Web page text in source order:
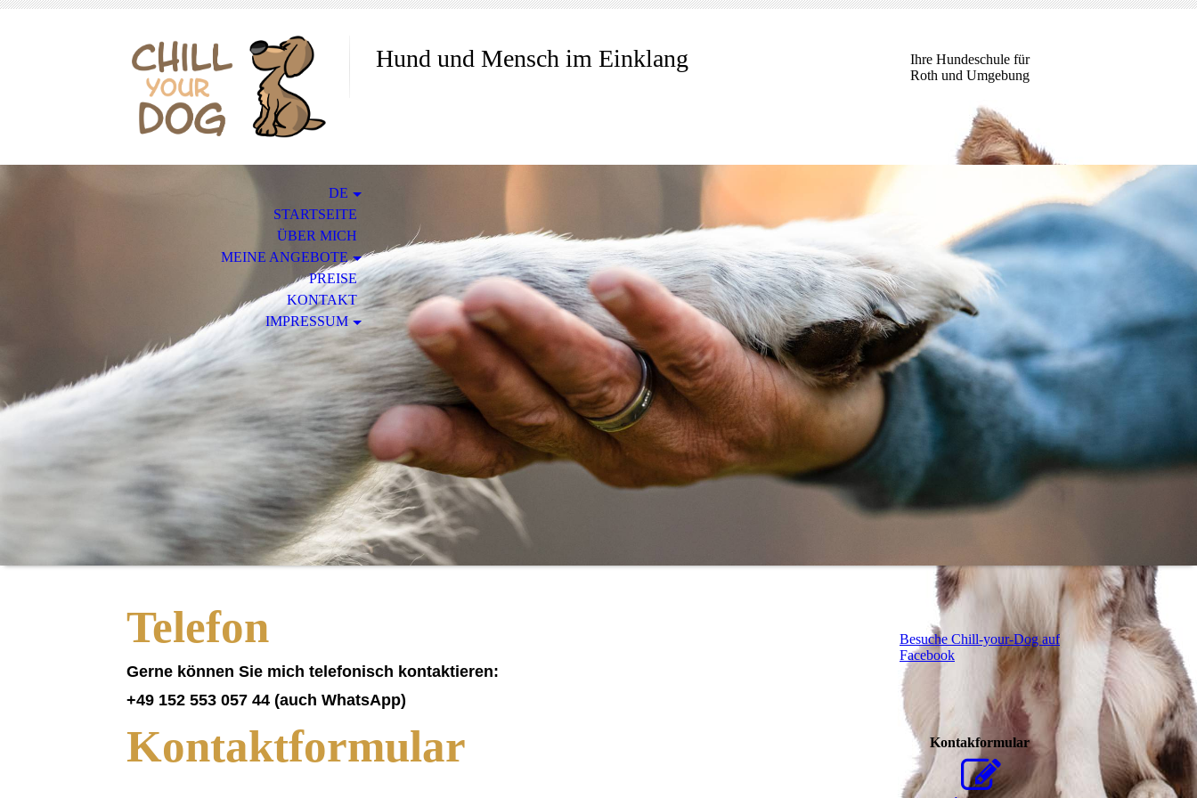
Hund und Mensch im Einklang
Ihre Hundeschule für
Roth und Umgebung
DE
STARTSEITE
ÜBER MICH
MEINE ANGEBOTE
PREISE
KONTAKT
IMPRESSUM
Telefon
Gerne können Sie mich telefonisch kontaktieren:
+49 152 553 057 44 (auch WhatsApp)
Kontaktformular
Besuche Chill-your-Dog auf
Facebook
Kontakformular